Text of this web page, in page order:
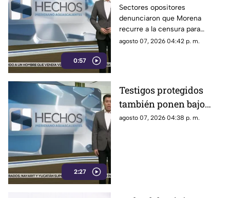
0:57
censura para ocultar
seńalamientos de
narcopolítica
Sectores opositores
denunciaron que Morena
recurre a la censura para
imponer su versión oficial y
agosto 07, 2026 04:42 p. m.
2:27
Testigos protegidos
también ponen bajo
presión a políticos en
agosto 07, 2026 04:38 p. m.